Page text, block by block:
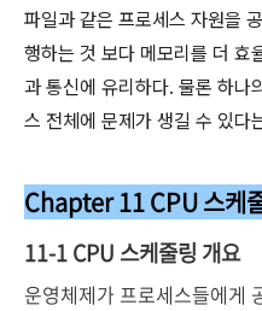
파일과 같은 프로세스 자원을
행하는 것 보다 메모리를 더 효
과 통신에 유리하다. 물론 하나
스 전체에 문제가 생길 수 있다
Chapter 11 CPU 스케
11-1 CPU 스케줄링 개요
운영체제가 프로세스들에게